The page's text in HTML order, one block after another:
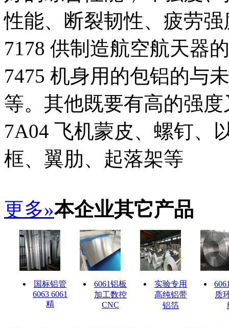
性能、断裂韧性、疲劳强
7178 供制造航空航天器
7475 机身用的包铝的与
等。其他既要有高的强
7A04 飞机蒙皮、螺钉、
框、翼肋、起落架等
更多»本企业其它产品
国标铝管
6063 6061
精
6061铝板
加工数控
CNC
实验专用
高纯铝带
铝箔
质